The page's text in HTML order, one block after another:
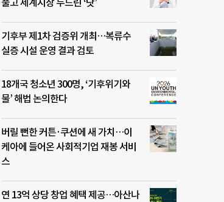
풀고 세계시장 두드린 ‘닷’
기후부 제1차 검증위 개최…복류수
실증 시설 운영 결과 검토
18개국 청소년 300명, ‘기후위기와
물’ 해법 논의한다
버릴 뻔한 커튼·쿠션에 새 가치…이
케아에 들어온 사회적기업 재봉 서비
스
연 13억 상당 창업 혜택 제공…아산나